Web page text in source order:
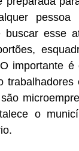
esse
importante
o